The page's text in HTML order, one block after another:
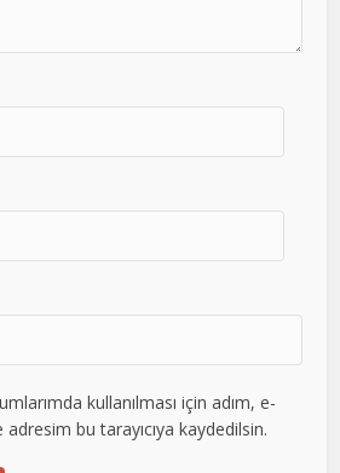
kullanılması için adım, e-
bu tarayıcıya kaydedilsin.